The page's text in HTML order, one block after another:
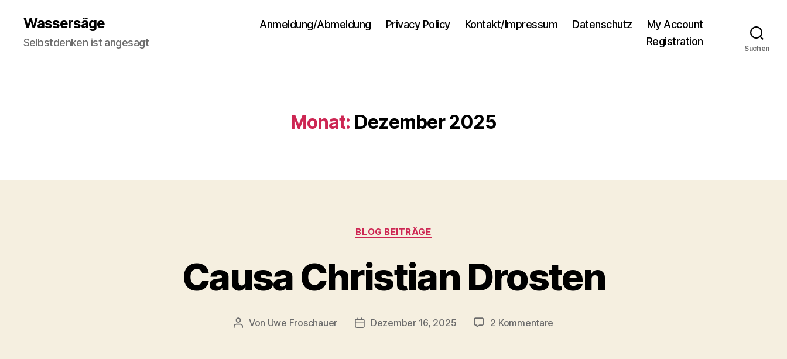
Wassersäge
Selbstdenken ist angesagt
Anmeldung/Abmeldung Privacy Policy Kontakt/Impressum Datenschutz
My Account
Registration
Suchen
Monat: Dezember 2025
Kategorien
BLOG BEITRÄGE
Causa Christian Drosten
Beitragsautor
Von Uwe Froschauer Beitragsdatum
Dezember 16, 2025 2 Kommentare